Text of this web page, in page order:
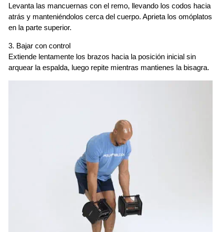
Levanta las mancuernas con el remo, llevando los codos hacia
atrás y manteniéndolos cerca del cuerpo. Aprieta los omóplatos
en la parte superior.
3. Bajar con control
Extiende lentamente los brazos hacia la posición inicial sin
arquear la espalda, luego repite mientras mantienes la bisagra.